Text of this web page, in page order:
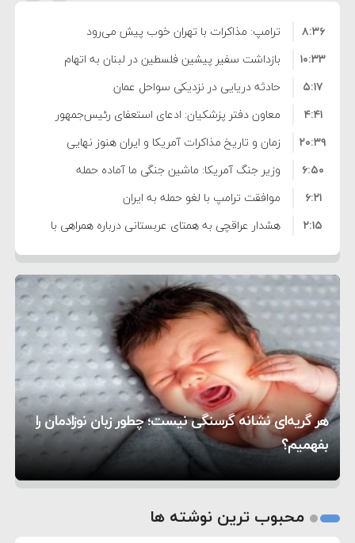
ترامپ: مذاکرات با تهران خوب پیش می‌رود
۸:۳۶
بازداشت سفیر پیشین فلسطین در لبنان به اتهام
فساد و اختلاس اموال
۱۰:۳۳
حادثه دریایی در نزدیکی سواحل عمان
۵:۱۷
معاون دفتر پزشکیان: ادعای استعفای رئیس‌جمهور
واهی و کذب محض است
۴:۴۱
زمان و تاریخ مذاکرات آمریکا و ایران هنوز نهایی
نشده است
۲۰:۳۹
وزیر جنگ آمریکا: ماشین جنگی ما آماده حمله
نظامی علیه ایران است
۶:۵۰
موافقت ترامپ با لغو حمله به ایران
۶:۲۱
هشدار عراقچی به همتای عربستانی درباره همراهی با
آمریکا
۲:۱۵
مقام ارشد امنیتی: برنامه گسترده‌ای برای پاسخ به
دیوانگی آمریکا داریم
۷:۱۰
ترامپ دستور حملات جدید علیه ایران را صادر کرد
۵:۴۵
سپاه: دو نفتکش متخلف مورد اصابت قرار گرفته و
متوقف شدند
۱۲:۵۹
ترامپ مدعی توافق تاریخی برای خلع سلاح کامل
حماس شد
۸:۵۷
اعتراض عراقچی به همتای بلغارستانی به دلیل کمک
به آمریکا در حملات به ایران
۱۶:۱۹
کشورهایی که به متجاوزان کمک می کنند پاسخ
سختی خواهند گرفت
۱۰:۱۵
سنتکام پایان تجاوز جدید به ایران را اعلام کرد
۶:۰۵
هر گریه‌ای نشانه گرسنگی نیست؛ چطور زبان نوزادمان را
بفهمیم؟
تغذیه پدر می‌تواند بر سلامت نوزاد تأثیر بگذارد
روی دیگر زندگی
2
محبوب ترین نوشته ها